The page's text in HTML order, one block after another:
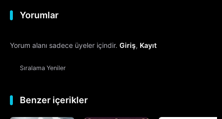
12. Bölüm
13. Bölüm
14. Bölüm
15. Bölüm
Yorumlar
Yorum alanı sadece üyeler içindir. Giriş, Kayıt
Sıralama Yeniler
Benzer içerikler